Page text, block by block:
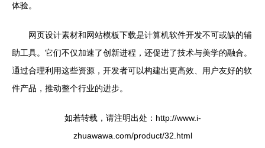
体验。
网页设计素材和网站模板下载是计算机软件开发不可或缺的辅
助工具。它们不仅加速了创新进程，还促进了技术与美学的融合。
通过合理利用这些资源，开发者可以构建出更高效、用户友好的软
件产品，推动整个行业的进步。
如若转载，请注明出处：http://www.i-
zhuawawa.com/product/32.html